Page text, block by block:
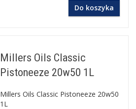
Do koszyka
Millers Oils Classic
Pistoneeze 20w50 1L
Millers Oils Classic Pistoneeze 20w50
1L